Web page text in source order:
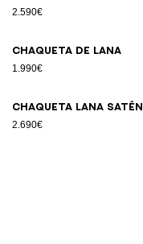
2.590€
Chaqueta de lana
1.990€
Chaqueta lana satén
2.690€